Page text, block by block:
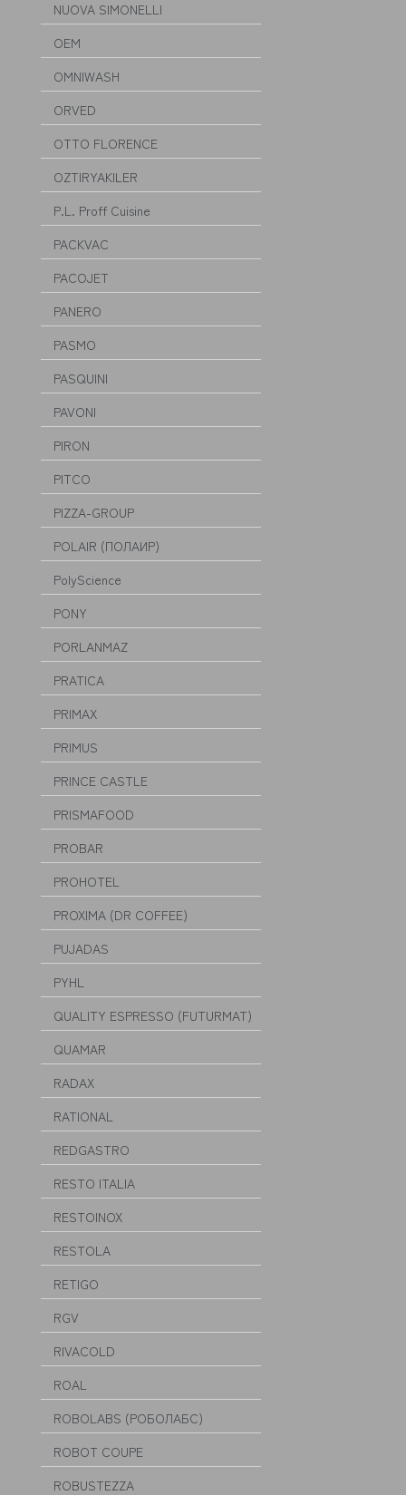
NUOVA SIMONELLI
OEM
OMNIWASH
ORVED
OTTO FLORENCE
OZTIRYAKILER
P.L. Proff Cuisine
PACKVAC
PACOJET
PANERO
PASMO
PASQUINI
PAVONI
PIRON
PITCO
PIZZA-GROUP
POLAIR (ПОЛАИР)
PolyScience
PONY
PORLANMAZ
PRATICA
PRIMAX
PRIMUS
PRINCE CASTLE
PRISMAFOOD
PROBAR
PROHOTEL
PROXIMA (DR COFFEE)
PUJADAS
PYHL
QUALITY ESPRESSO (FUTURMAT)
QUAMAR
RADAX
RATIONAL
REDGASTRO
RESTO ITALIA
RESTOINOX
RESTOLA
RETIGO
RGV
RIVACOLD
ROAL
ROBOLABS (РОБОЛАБС)
ROBOT COUPE
ROBUSTEZZA